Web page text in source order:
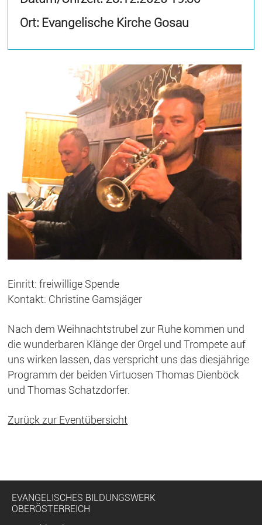
Ort: Evangelische Kirche Gosau
Einritt: freiwillige Spende
Kontakt: Christine Gamsjäger
Nach dem Weihnachtstrubel zur Ruhe kommen und
die wunderbaren Klänge der Orgel und Trompete auf
uns wirken lassen, das verspricht uns das diesjährige
Programm der beiden Virtuosen Thomas Dienböck
und Thomas Schatzdorfer.
Zurück zur Eventübersicht
EVANGELISCHES BILDUNGSWERK
OBERÖSTERREICH